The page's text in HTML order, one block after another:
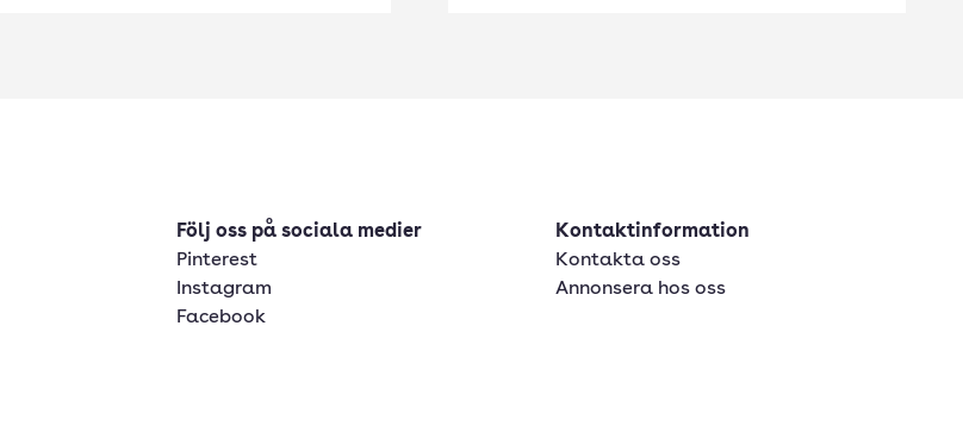
Följ oss på sociala medier
Pinterest
Instagram
Facebook
Kontaktinformation
Kontakta oss
Annonsera hos oss